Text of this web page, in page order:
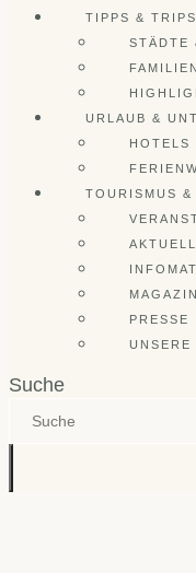
TIPPS & TRIPS
STÄDTE
URLAUB &
HOTELS
TOURISMUS &
PRESSE
UNSERE
Suche